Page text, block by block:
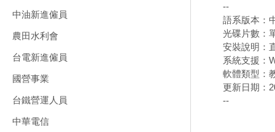
中油新進僱員
農田水利會
台電新進僱員
國營事業
台鐵營運人員
中華電信
--
語系版本：
光碟片數：
安裝說明：
系統支援：
軟體類型：
更新日期：
--